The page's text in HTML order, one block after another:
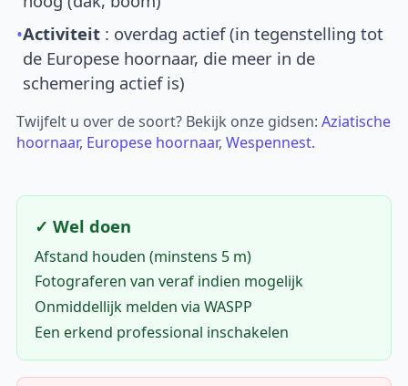
•Activiteit : overdag actief (in tegenstelling tot
de Europese hoornaar, die meer in de
schemering actief is)
Twijfelt u over de soort? Bekijk onze gidsen:Aziatische
hoornaar, Europese hoornaar,Wespennest.
✓ Wel doen
Afstand houden (minstens 5 m)
Fotograferen van veraf indien mogelijk
Onmiddellijk melden via WASPP
Een erkend professional inschakelen